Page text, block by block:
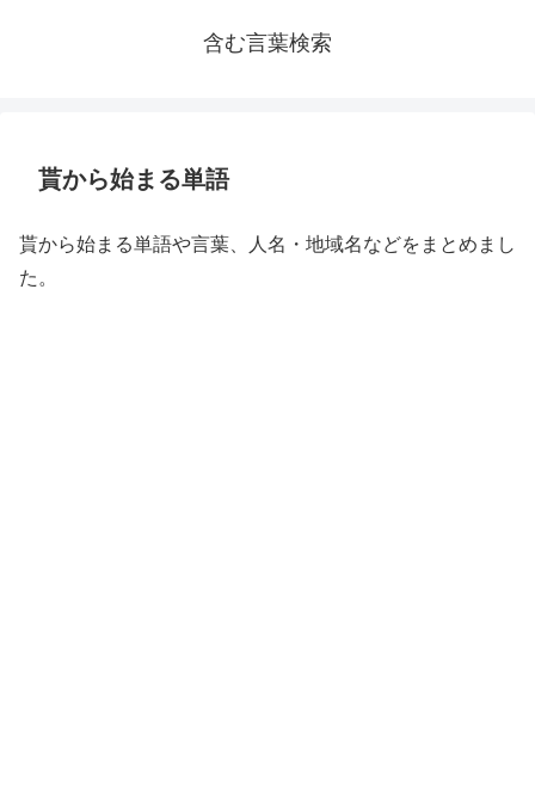
含む言葉検索
貰から始まる単語
貰から始まる単語や言葉、人名・地域名などをまとめまし
た。